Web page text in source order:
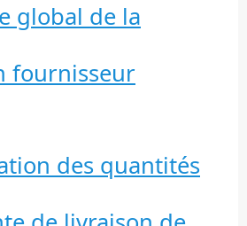
global de la
fournisseur
des quantités